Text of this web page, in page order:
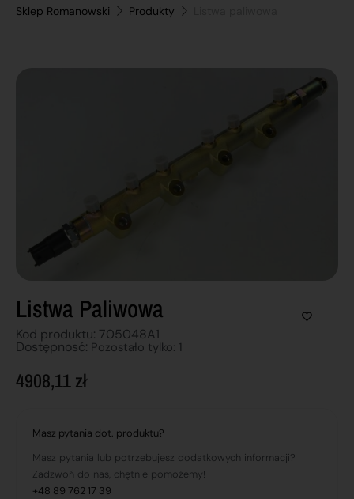
Sklep Romanowski Produkty
Listwa Paliwowa
Kod produktu: 705048A1
Dostępnosć: Pozostało tylko: 1
4908,11zł
Masz pytania dot. produktu?
Masz pytania lub potrzebujesz dodatkowych informacji?
Zadzwoń do nas, chętnie pomożemy!
+48 89 762 17 39